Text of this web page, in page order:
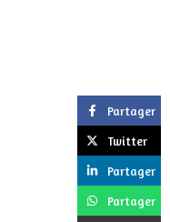
Partager
Twitter
Partager
Partager